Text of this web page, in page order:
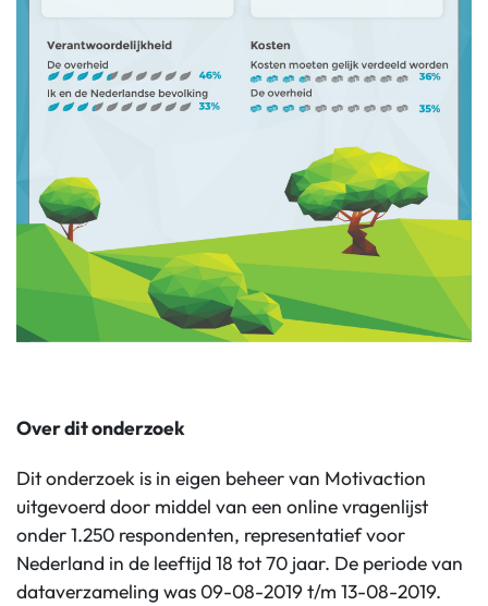
Over dit onderzoek
Dit onderzoek is in eigen beheer van Motivaction
uitgevoerd door middel van een online vragenlijst
onder 1.250 respondenten, representatief voor
Nederland in de leeftijd 18 tot 70 jaar. De periode van
dataverzameling was 09-08-2019 t/m 13-08-2019.